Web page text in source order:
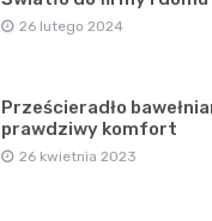
26 lutego 2024
Prześcieradło
prawdziwy komfort
26 kwietnia 2023